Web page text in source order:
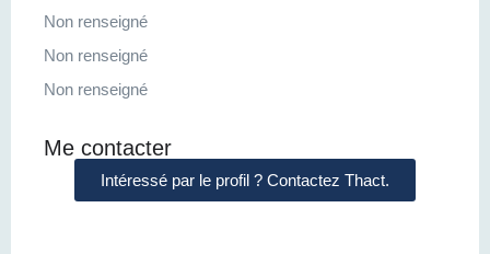
Non renseigné
Non renseigné
Non renseigné
Me contacter
Intéressé par le profil ? Contactez Thact.